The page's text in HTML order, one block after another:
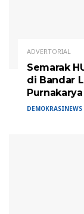
ADVERTORIAL
Semarak
di Bandar
DEMOKRASINEWS